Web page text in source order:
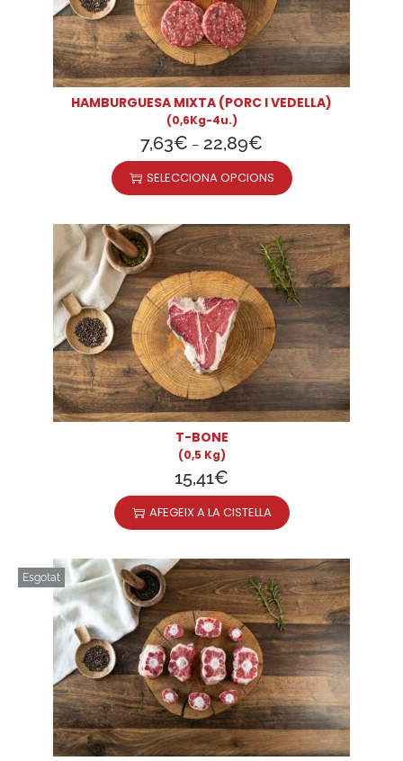
HAMBURGUESA MIXTA (PORC I VEDELLA)
(0,6Kg-4u.)
7,63€ – 22,89€
SELECCIONA OPCIONS
T-BONE
(0,5 Kg)
15,41€
AFEGEIX A LA CISTELLA
Esgotat